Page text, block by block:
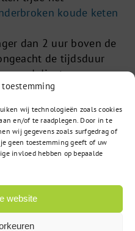
wij technologieën zoals cookies
en/of te raadplegen. Door in te
wij gegevens zoals surfgedrag of
geen toestemming geeft of uw
invloed hebben op bepaalde
website
koude keten
dan 2 uur boven de
de tijdsduur
dient u een
koude keten
snel mogelijk contact
tot een oplossing te
(NPPV)